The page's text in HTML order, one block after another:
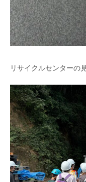
リサイクルセンターの